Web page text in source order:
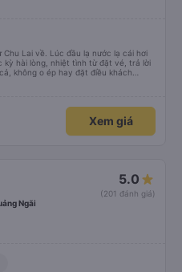
Lai về. Lúc đầu lạ nước lạ cái hơi
kỳ hài lòng, nhiệt tình từ đặt vé, trả lời
không o ép hay đặt điều khách
tiếp tục dùng xe nhà này!
Xem giá
5.0
(201 đánh giá)
Ngãi